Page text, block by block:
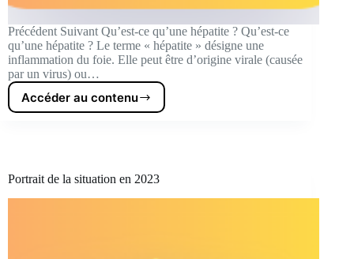
Précédent Suivant Qu’est-ce qu’une hépatite ? Qu’est-ce
qu’une hépatite ? Le terme « hépatite » désigne une
inflammation du foie. Elle peut être d’origine virale (causée
par un virus) ou…
Accéder au contenu
Qu’est-
Portrait de la situation en 2023